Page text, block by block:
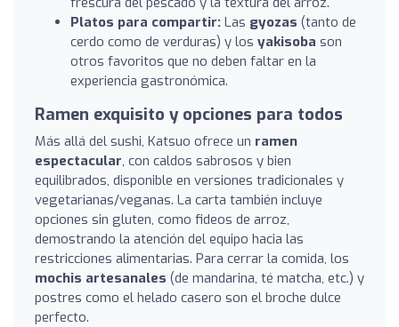
Platos para compartir: Las gyozas (tanto de
cerdo como de verduras) y los yakisoba son
otros favoritos que no deben faltar en la
experiencia gastronómica.
Ramen exquisito y opciones para todos
Más allá del sushi, Katsuo ofrece un ramen
espectacular, con caldos sabrosos y bien
equilibrados, disponible en versiones tradicionales y
vegetarianas/veganas. La carta también incluye
opciones sin gluten, como fideos de arroz,
demostrando la atención del equipo hacia las
restricciones alimentarias. Para cerrar la comida, los
mochis artesanales (de mandarina, té matcha, etc.) y
postres como el helado casero son el broche dulce
perfecto.